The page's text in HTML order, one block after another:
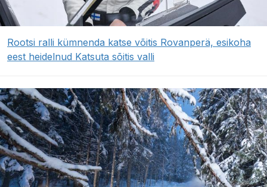
Rootsi ralli kümnenda katse võitis Rovanperä, esikoha
eest heidelnud Katsuta sõitis valli